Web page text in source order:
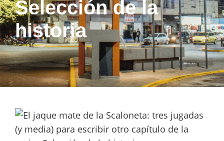
Selección de la
historia